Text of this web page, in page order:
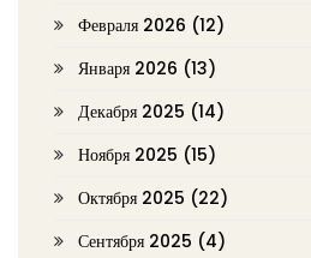
Февраля 2026 (12)
Января 2026 (13)
Декабря 2025 (14)
Ноября 2025 (15)
Октября 2025 (22)
Сентября 2025 (4)